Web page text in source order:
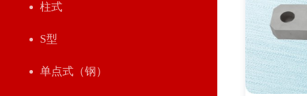
柱式
S型
单点式（钢）